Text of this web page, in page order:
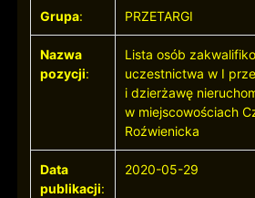
Grupa: PRZETARGI
Nazwa
pozycji:
Lista osób
uczestnictwa w I
i dzierżawę
w miejscowościach
Roźwienicka
Data
publikacji:
2020-05-29